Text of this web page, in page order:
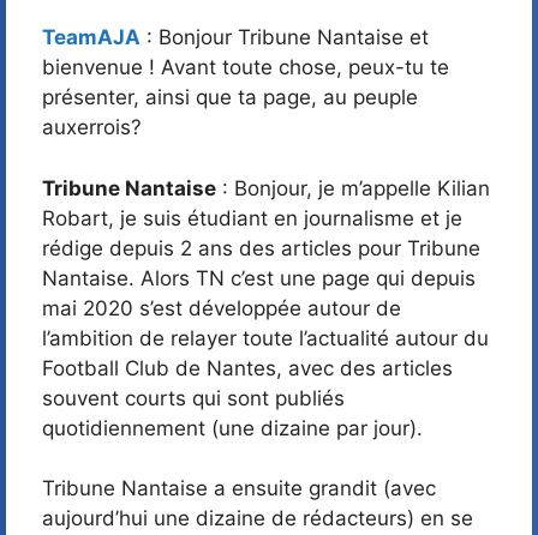
TeamAJA : Bonjour Tribune Nantaise et
bienvenue ! Avant toute chose, peux-tu te
présenter, ainsi que ta page, au peuple
auxerrois?
Tribune Nantaise : Bonjour, je m’appelle Kilian
Robart, je suis étudiant en journalisme et je
rédige depuis 2 ans des articles pour Tribune
Nantaise. Alors TN c’est une page qui depuis
mai 2020 s’est développée autour de
l’ambition de relayer toute l’actualité autour du
Football Club de Nantes, avec des articles
souvent courts qui sont publiés
quotidiennement (une dizaine par jour).
Tribune Nantaise a ensuite grandit (avec
aujourd’hui une dizaine de rédacteurs) en se